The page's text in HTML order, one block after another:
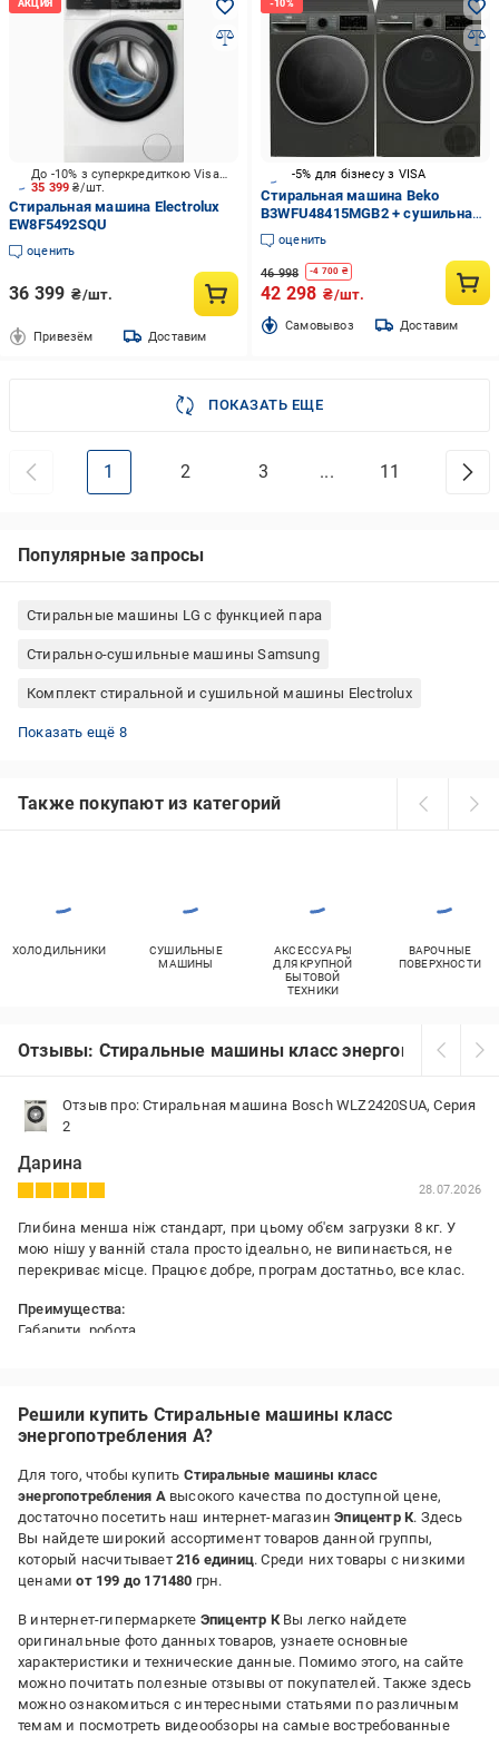
35 399₴/шт.
До -10% з суперкредиткою Visa Вигода
Стиральная машина Electrolux
EW8F5492SQU
оценить
36 399 ₴/шт.
Привезём Доставим
-5% для бізнесу з VISA
Стиральная машина Beko
B3WFU48415MGB2 + сушильная
машина B3T68239MG
оценить
46 998 -4 700 ₴
42 298 ₴/шт.
Cамовывоз Доставим
ПОКАЗАТЬ ЕЩЕ
1 2 3 ... 11
Популярные запросы
Стиральные машины LG с функцией пара
Стирально-сушильные машины Samsung
Комплект стиральной и сушильной машины Electrolux
Стиральные машины БОШ белый
Electrolux стиральные машины с паром
Стирально-сушильные машины LG
Стиральные машины Hansa белый
Стиральные машины LG прямой привод
Стирально-сушильные машины узкие
Стиральные машины Atlant 7-8,5 кг
Стиральные машины Whirlpool вертикальные
Показать ещё 8
Также покупают из категорий
ХОЛОДИЛЬНИКИ
СУШИЛЬНЫЕ
МАШИНЫ
АКСЕССУАРЫ
ДЛЯ КРУПНОЙ
БЫТОВОЙ
ТЕХНИКИ
ВАРОЧНЫЕ
ПОВЕРХНОСТИ
Отзывы: Стиральные машины класс
Отзыв про: Стиральная машина Bosch WLZ2420SUA, Серия
2
Дарина
28.07.2026
Глибина менша ніж стандарт, при цьому об'єм загрузки 8 кг. У
мою нішу у ванній стала просто ідеально, не випинається, не
перекриває місце. Працює добре, програм достатньо, все клас.
Преимущества:
Габарити, робота
Решили купить Стиральные машины класс
энергопотребления A?
Для того, чтобы купить Стиральные машины класс
энергопотребления Aвысокого качества по доступной цене,
достаточно посетить наш интернет-магазинЭпицентр К. Здесь
Вы найдете широкий ассортимент товаров данной группы,
который насчитывает 216 единиц. Среди них товары с низкими
ценамиот 199 до 171480 грн.
В интернет-гипермаркете Эпицентр КВы легко найдете
оригинальные фото данных товаров, узнаете основные
характеристики и технические данные. Помимо этого, на сайте
можно почитать полезные отзывы от покупателей. Также здесь
можно ознакомиться с интересными статьями по различным
темам и посмотреть видеообзоры на самые востребованные